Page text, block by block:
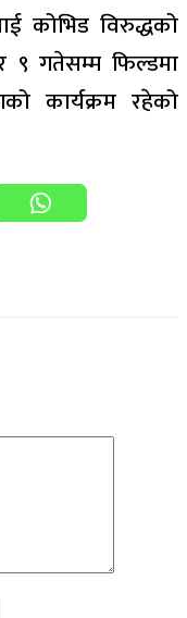
कोभिड विरुद्धको
९ गतेसम्म फिल्डमा
कार्यक्रम रहेको